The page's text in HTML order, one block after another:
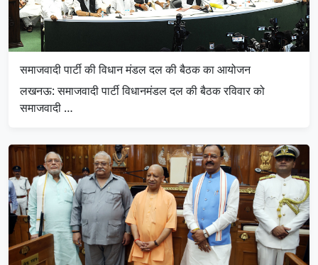
समाजवादी पार्टी की विधान मंडल दल की बैठक का आयोजन
लखनऊ: समाजवादी पार्टी विधानमंडल दल की बैठक रविवार को
समाजवादी …